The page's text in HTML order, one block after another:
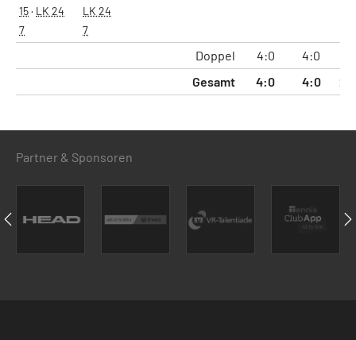
15· LK 24
7
LK 24
7
Doppel 4:0 4:0
Gesamt
4:0 4:0
Partner & Sponsoren